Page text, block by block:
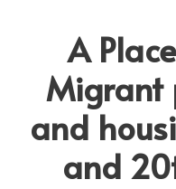
A
Migrant
and
and